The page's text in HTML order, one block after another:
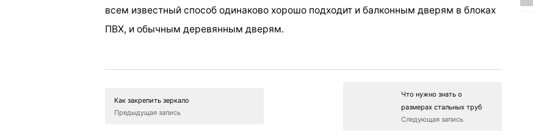
всем известный способ одинаково хорошо подходит и балконным дверям в блоках
ПВХ, и обычным деревянным дверям.
Как закрепить зеркало
Предыдущая запись
Что нужно знать о
размерах стальных труб
Следующая запись